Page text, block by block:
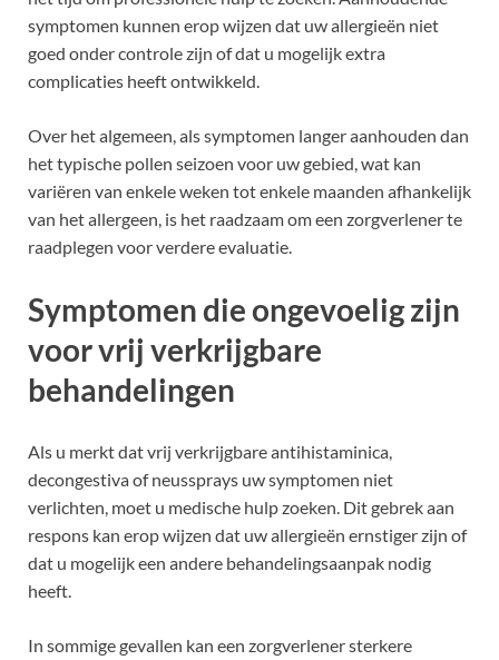
symptomen kunnen erop wijzen dat uw allergieën niet
goed onder controle zijn of dat u mogelijk extra
complicaties heeft ontwikkeld.
Over het algemeen, als symptomen langer aanhouden dan
het typische pollen seizoen voor uw gebied, wat kan
variëren van enkele weken tot enkele maanden afhankelijk
van het allergeen, is het raadzaam om een zorgverlener te
raadplegen voor verdere evaluatie.
Symptomen die ongevoelig zijn
voor vrij verkrijgbare
behandelingen
Als u merkt dat vrij verkrijgbare antihistaminica,
decongestiva of neussprays uw symptomen niet
verlichten, moet u medische hulp zoeken. Dit gebrek aan
respons kan erop wijzen dat uw allergieën ernstiger zijn of
dat u mogelijk een andere behandelingsaanpak nodig
heeft.
In sommige gevallen kan een zorgverlener sterkere